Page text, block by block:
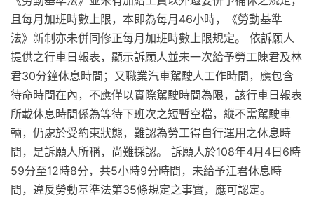
且每月加班時數上限，本即為每月46小時，《勞動基準
法》新制亦未併同修正每月加班時數上限規定。 依訴願人
提供之行車日報表，顯示訴願人並未一次給予勞工陳君及林
君30分鐘休息時間；又職業汽車駕駛人工作時間，應包含
待命時間在內，不應僅以實際駕駛時間為限，該行車日報表
所載休息時間係為等待下班次之短暫空檔，縱不需駕駛車
輛，仍處於受約束狀態，難認為勞工得自行運用之休息時
間，是訴願人所稱，尚難採認。 訴願人於108年4月4日6時
59分至12時8分，共5小時9分時間，未給予江君休息時
間，違反勞動基準法第35條規定之事實，應可認定。